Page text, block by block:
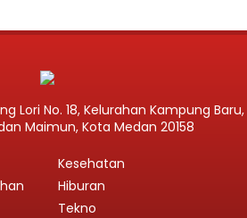
Lori No. 18, Kelurahan Kampung Baru,
Maimun, Kota Medan 20158
Kesehatan
Hiburan
Tekno